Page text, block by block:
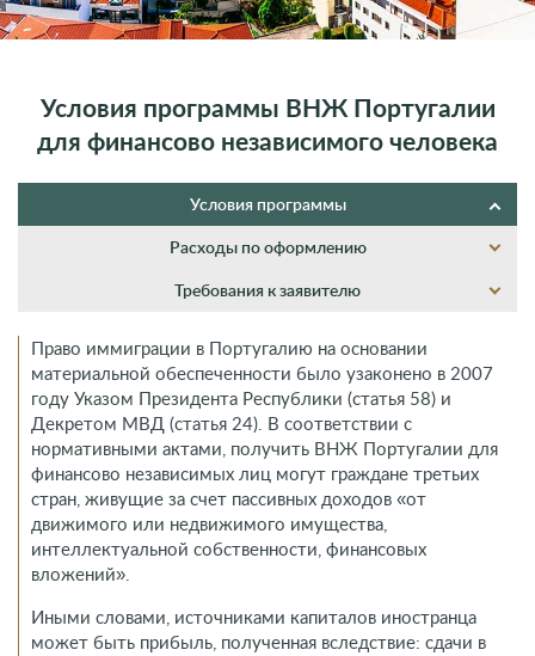
Условия программы ВНЖ Португалии
для финансово независимого человека
Условия программы
Расходы по оформлению
Требования к заявителю
Право иммиграции в Португалию на основании
материальной обеспеченности было узаконено в 2007
году Указом Президента Республики (статья 58) и
Декретом МВД (статья 24). В соответствии с
нормативными актами, получить ВНЖ Португалии для
финансово независимых лиц могут граждане третьих
стран, живущие за счет пассивных доходов «от
движимого или недвижимого имущества,
интеллектуальной собственности, финансовых
вложений».
Иными словами, источниками капиталов иностранца
может быть прибыль, полученная вследствие: сдачи в